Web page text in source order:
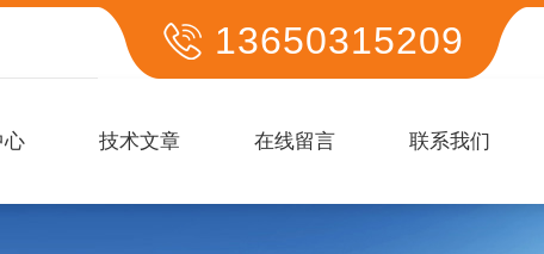
13650315209
心 技术文章 在线留言 联系我们